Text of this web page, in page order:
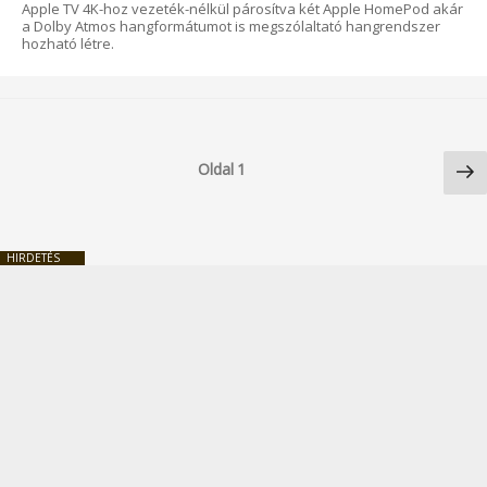
Apple TV 4K-hoz vezeték-nélkül párosítva két Apple HomePod akár
a Dolby Atmos hangformátumot is megszólaltató hangrendszer
hozható létre.
Oldal 1
HIRDETÉS